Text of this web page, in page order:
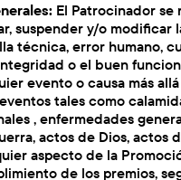
El Patrocinador se
suspender y/o modificar
técnica, error humano,
o el buen
evento o causa más
tales como
, enfermedades
actos de Dios, actos
aspecto de la
de los premios,